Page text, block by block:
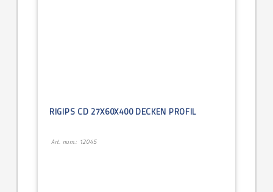
RIGIPS CD 27X60X400 DECKEN PROFIL
Art. num.: 12045